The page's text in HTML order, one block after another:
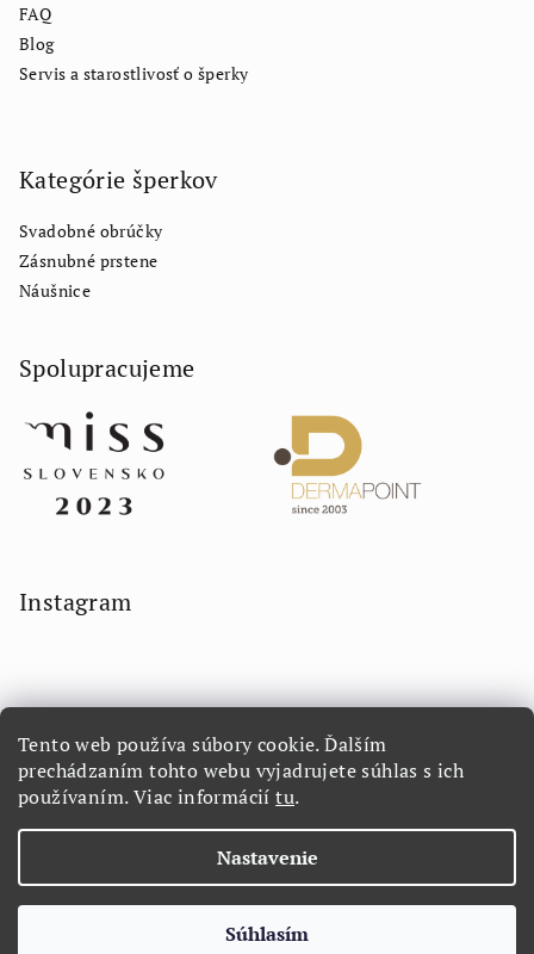
Tento web používa súbory cookie. Ďalším
prechádzaním tohto webu vyjadrujete súhlas s ich
používaním. Viac informáciítu.
Nastavenie
Súhlasím
FAQ
Blog
Servis a starostlivosť o šperky
Kategórie šperkov
Svadobné obrúčky
Zásnubné prstene
Náušnice
Spolupracujeme
Instagram
Sledovať na Instagrame
Copyright 2026LORETTA.SK. Všetky práva vyhradené.